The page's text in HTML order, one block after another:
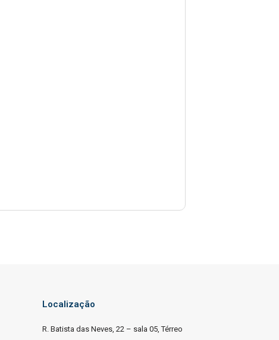
Localização
R. Batista das Neves, 22 – sala 05, Térreo